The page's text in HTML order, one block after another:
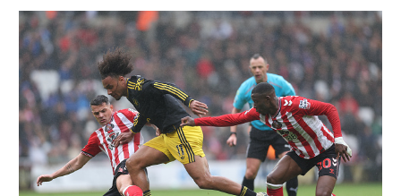
תקנון פעילות ספורט 1
רשיון להקרנה פומבית לבית עסק
הצטרפות לחבילת הערוצים
לוח דרושים – ג'ובנט